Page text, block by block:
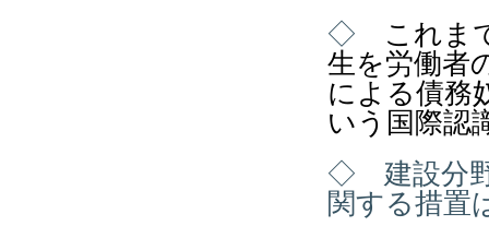
◇
これま
生を労働者
による債務
いう国際認
◇ 建設分野
関する措置